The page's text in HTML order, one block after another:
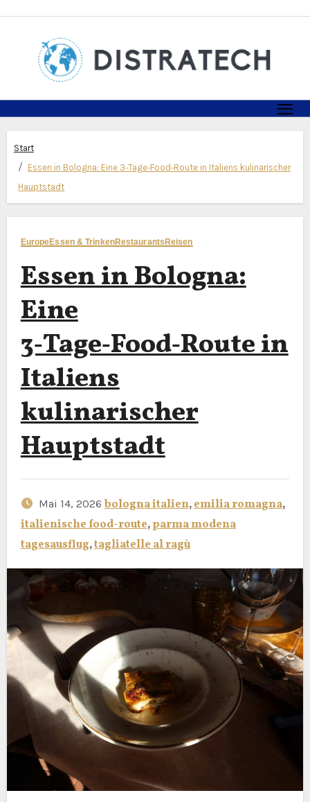
springen
Start
Essen in Bologna: Eine 3‑Tage‑Food‑Route in Italiens kulinarischer
Hauptstadt
EuropeEssen & TrinkenRestaurantsReisen
Essen in Bologna:
Eine
3‑Tage‑Food‑Route in
Italiens
kulinarischer
Hauptstadt
Mai 14, 2026 bologna italien,emilia romagna,
italienische food-route,parma modena
tagesausflug,tagliatelle al ragù